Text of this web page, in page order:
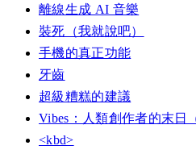
離線生成 AI 音樂
裝死（我就說吧）
手機的真正功能
牙齒
超級糟糕的建議
Vibes：人類創作者的末日
<kbd>